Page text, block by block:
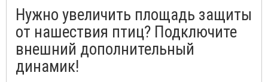
Нужно увеличить площадь защиты
от нашествия птиц? Подключите
внешний дополнительный
динамик!